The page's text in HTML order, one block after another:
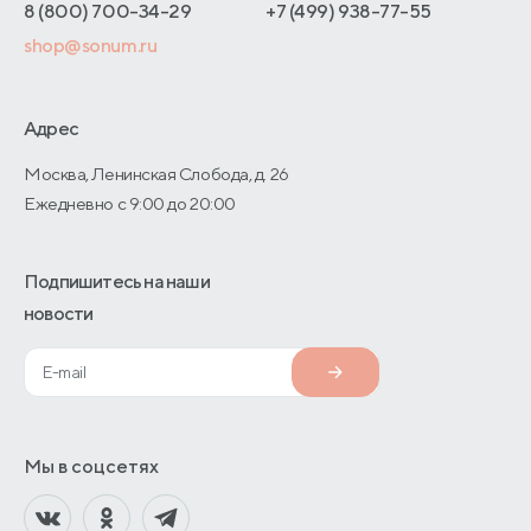
Адреса магазинов
Договор-оферты
Оптовые продажи
О производстве
8 (800) 700-34-29
+7 (499) 938-77-55
shop@sonum.ru
Адрес
Москва, Ленинская Слобода, д. 26
Ежедневно с 9:00 до 20:00
Подпишитесь на наши
новости
Мы в соцсетях